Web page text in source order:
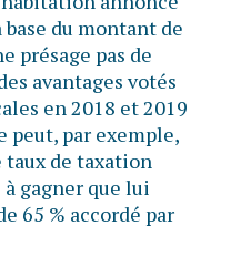
du montant de
présage pas de
avantages votés
en 2018 et 2019
peut, par exemple,
taux de taxation
gagner que lui
65 % accordé par